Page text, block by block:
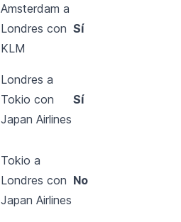
Amsterdam a
Londres con
KLM
Sí
Londres a
Tokio con
Japan Airlines
Sí
Tokio a
Londres con
Japan Airlines
No